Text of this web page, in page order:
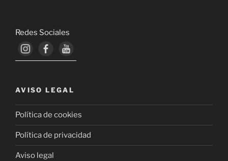
Redes Sociales
AVISO LEGAL
Política de cookies
Política de privacidad
Aviso legal